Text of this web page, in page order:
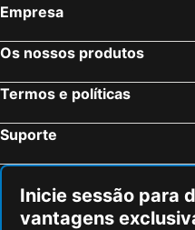
Edimburgo, Escócia Hotéis
Liverpool, Inglaterra Hotéis
Inverness, Escócia Hotéis
Empresa
Os nossos produtos
Termos e políticas
Suporte
Inicie sessão para
vantagens